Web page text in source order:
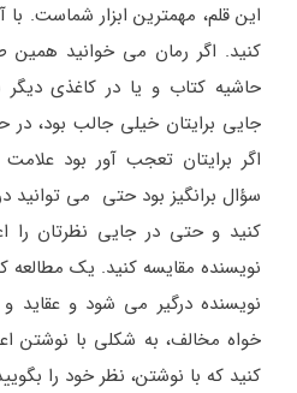
این قلم، مهمترین ابزار شماست.
کنید. اگر رمان می خوانید
حاشیه کتاب و یا در کاغذی دیگر
جایی برایتان خیلی جالب بود،
اگر برایتان تعجب آور بود
سؤال برانگیز بود حتی می توانید
کنید و حتی در جایی نظرتان را
نویسنده مقایسه کنید. یک مطالعه
نویسنده درگیر می شود و عقاید
خواه مخالف، به شکلی با نوشتن
کنید که با نوشتن، نظر خود را